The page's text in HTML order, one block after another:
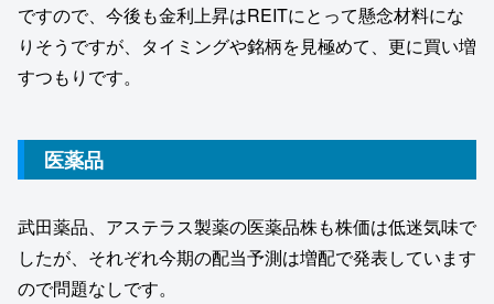
ですので、今後も金利上昇はREITにとって懸念材料にな
りそうですが、タイミングや銘柄を見極めて、更に買い増
すつもりです。
医薬品
武田薬品、アステラス製薬の医薬品株も株価は低迷気味で
したが、それぞれ今期の配当予測は増配で発表しています
ので問題なしです。